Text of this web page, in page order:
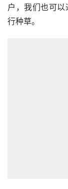
户，我们也可以
行种草。